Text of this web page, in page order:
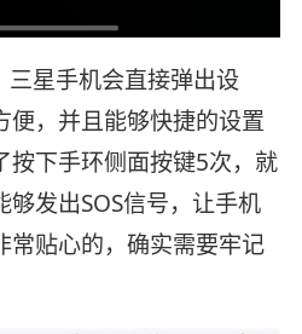
星手机会直接弹出设
便，并且能够快捷的设置
按下手环侧面按键5次，就
发出SOS信号，让手机
常贴心的，确实需要牢记